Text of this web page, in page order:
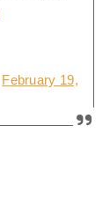
February 19,